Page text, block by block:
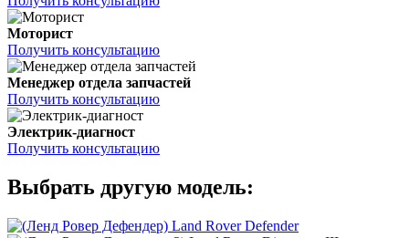
Моторист
Получить консультацию
Менеджер отдела запчастей
Получить консультацию
Электрик-диагност
Получить консультацию
Выбрать другую модель:
Land Rover Defender